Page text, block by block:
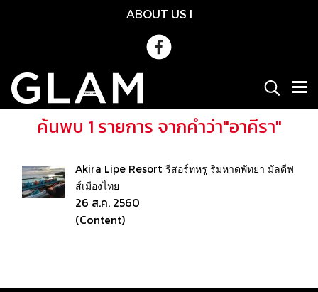
ABOUT US l
ค้นพบ 1 รายการ จากคำว่า"อาคีรา"
Akira Lipe Resort รีสอร์ทหรู ริมหาดพัทยา มัลดีฟ
ส์เมืองไทย
26 ส.ค. 2560
(Content)